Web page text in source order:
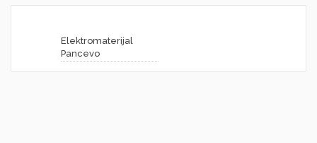
Elektromaterijal
Pancevo